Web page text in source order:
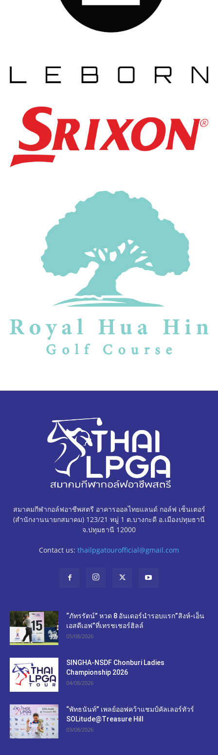
สมาคมกีฬากอล์ฟอาชีพสตรี อาคารออลไทยแลนด์ กอล์ฟ เซ็นเตอร์
(สำนักงานนายกสมาคม) 123/21 หมู่ 1 ต.บางกะดี อ.เมืองปทุมธานี
จ.ปทุมธานี 12000
Contact us: thailpgatourofficial@gmail.com
“ภัทรรัตน์” หวด 8 อันเดอร์นำรอบแรก”สิงห์-เอ็น
เอสดีเอฟ”ที่เทรชเชอร์ฮิลล์
05/08/2026
SINGHA-NSDF Chonburi Ladies
Championship 2026
04/08/2026
“พัทธนันท์” เพลย์ออฟคว้าแชมป์คัลเลอร์ทัวร์
SOLitude@Treasure Hill
03/08/2026